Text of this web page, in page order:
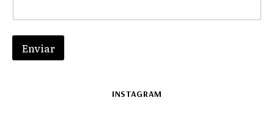
l
m
i
Enviar
INSTAGRAM